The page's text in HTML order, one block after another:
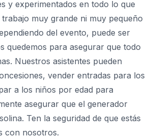
y experimentados en todo lo que
muy grande ni muy pequeño
del evento, puede ser
quedemos para asegurar que todo
Nuestros asistentes pueden
vender entradas para los
a los niños por edad para
asegurar que el generador
Ten la seguridad de que estás
con nosotros.